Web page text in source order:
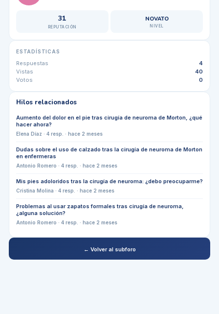
31
REPUTACIÓN
NOVATO
NIVEL
ESTADÍSTICAS
Respuestas
4
Vistas
40
Votos
0
Hilos relacionados
Aumento del dolor en el pie tras cirugía de neuroma de Morton, ¿qué
hacer ahora?
Elena Díaz · 4resp. · hace 2 meses
Dudas sobre el uso de calzado tras la cirugía de neuroma de Morton
en enfermeras
Antonio Romero · 4resp. · hace 2 meses
Mis pies adoloridos tras la cirugía de neuroma: ¿debo preocuparme?
Cristina Molina · 4resp. · hace 2 meses
Problemas al usar zapatos formales tras cirugía de neuroma,
¿alguna solución?
Antonio Romero · 4resp. · hace 2 meses
← Volver al subforo